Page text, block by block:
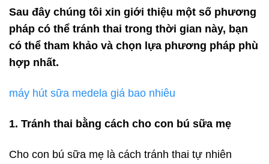
Sau đây chúng tôi xin giới thiệu một số phương
pháp có thể tránh thai trong thời gian này, bạn
có thể tham khảo và chọn lựa phương pháp phù
hợp nhất.
máy hút sữa medela giá bao nhiêu
1. Tránh thai bằng cách cho con bú sữa mẹ
Cho con bú sữa mẹ là cách tránh thai tự nhiên